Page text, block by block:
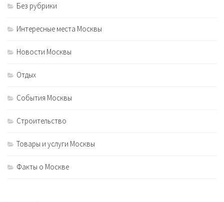
Без рубрики
Интересные места Москвы
Новости Москвы
Отдых
События Москвы
Строительство
Товары и услуги Москвы
Факты о Москве